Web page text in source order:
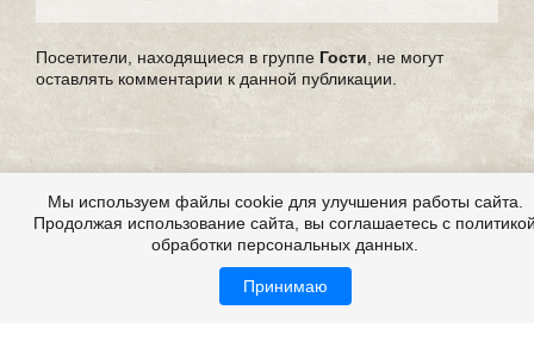
Посетители, находящиеся в группе Гости , не могут
оставлять комментарии к данной публикации.
Мы используем файлы cookie для улучшения работы сайта.
Продолжая использование сайта, вы соглашаетесь с
обработки персональных данных.
Принимаю